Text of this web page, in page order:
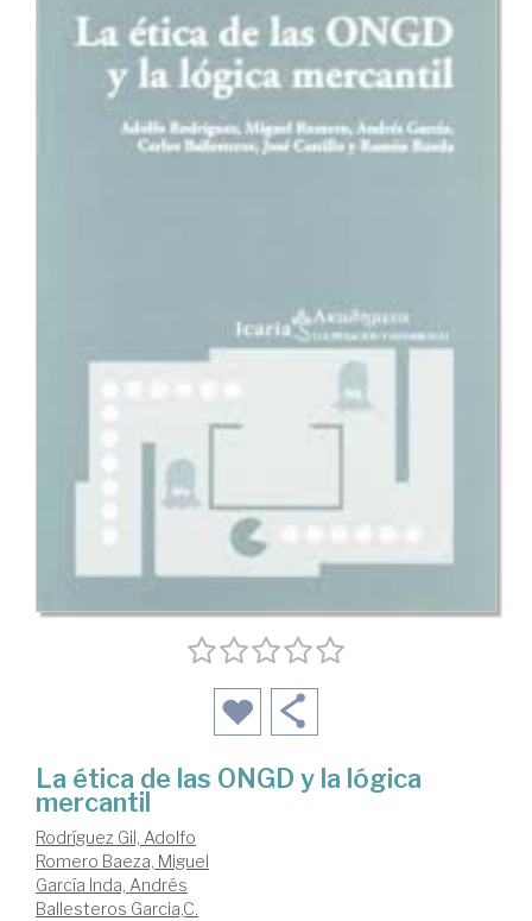
La ética de las ONGD y la lógica
mercantil
Rodríguez Gil, Adolfo
Romero Baeza, Miguel
García Inda, Andrés
Ballesteros Garcia,C.